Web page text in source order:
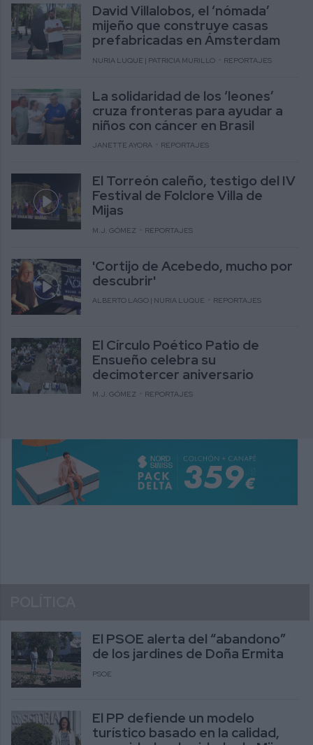
David Villalobos, el ‘nómada’
mijeño que construye casas
prefabricadas en Ámsterdam
NURIA LUQUE | PATRICIA MURILLO REPORTAJES
La solidaridad de los ‘leones’
cruza fronteras para ayudar a
niños con cáncer en Brasil
JANETTE AYORA REPORTAJES
El Torreón caleño, testigo del IV
Festival de Folclore Villa de
Mijas
M.J. GÓMEZ REPORTAJES
'Cortijo de Acebedo, mucho por
descubrir'
ALBERTO LAGO | NURIA LUQUE REPORTAJES
El Círculo Poético Patio de
Ensueño celebra su
decimotercer aniversario
M.J. GÓMEZ REPORTAJES
El PSOE alerta del “abandono”
de los jardines de Doña Ermita
PSOE
El PP defiende un modelo
turístico basado en la calidad,